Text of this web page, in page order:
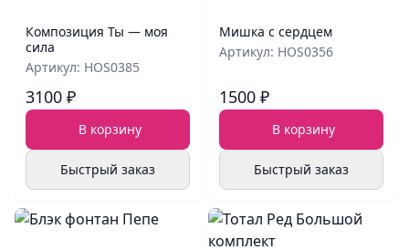
Композиция Ты — моя
сила
Артикул: HOS0385
3100 ₽
В корзину
Быстрый заказ
Мишка с сердцем
Артикул: HOS0356
1500 ₽
В корзину
Быстрый заказ